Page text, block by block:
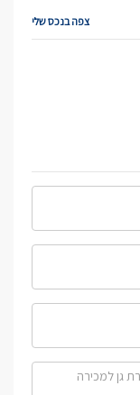
צפה בנכס שלי